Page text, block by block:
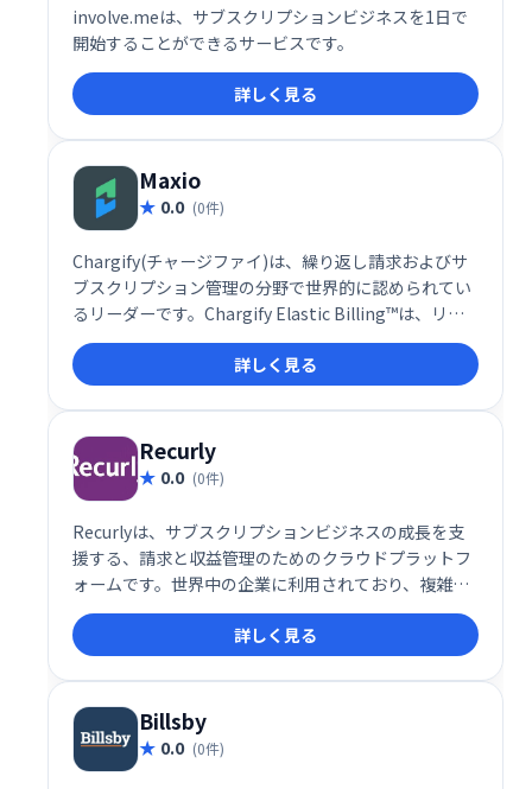
involve.meは、サブスクリプションビジネスを1日で​​
開始することができるサービスです。
詳しく見る
Maxio
0.0 (0件)
Chargify(チャージファイ)は、繰り返し請求およびサ
ブスクリプション管理の分野で世界的に認められてい
るリーダーです。Chargify Elastic Billing™は、リレ
ーションシップエコノミー向けのサービスをパーソナ
ライズして差別化する必要がある現代の定期的な収益
ベースのビジネスの競争力に課金を変えます。
詳しく見る
Recurly
0.0 (0件)
Recurlyは、サブスクリプションビジネスの成長を支
援する、請求と収益管理のためのクラウドプラットフ
ォームです。世界中の企業に利用されており、複雑な
請求処理を自動化し、顧客体験を向上させます。柔軟
な価格設定とスケーラブルなアーキテクチャにより、
あらゆる規模のビジネスニーズに対応可能です。
詳しく見る
Billsby
0.0 (0件)